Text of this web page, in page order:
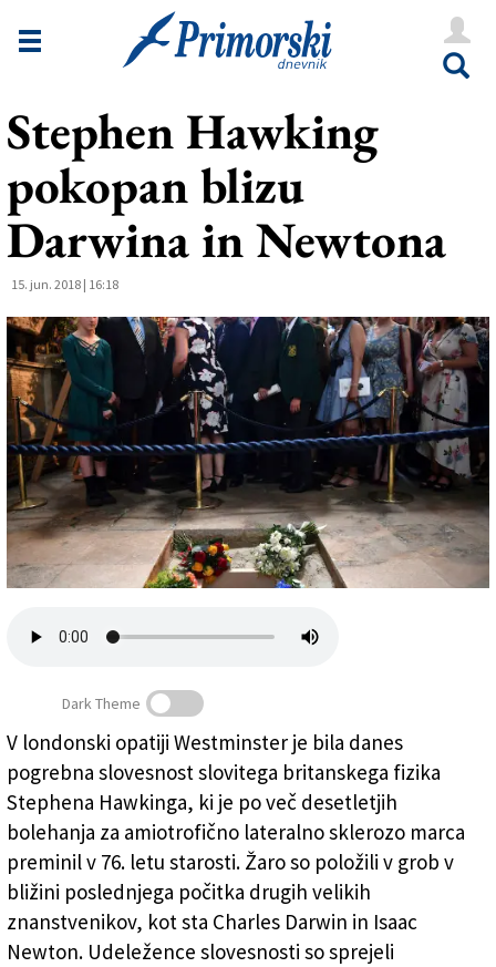
Novice
Goriška
Kultura
Šport
Še
Vreme
V Kioskih
Uredništvo
Oglasi
Založnik
Zadruga PD
Stephen Hawking
pokopan blizu
Darwina in Newtona
15. jun. 2018 | 16:18
Stephen Hawking pokopan blizu Darwina in Newtona
Dark Theme
V londonski opatiji Westminster je bila danes
pogrebna slovesnost slovitega britanskega fizika
Stephena Hawkinga, ki je po več desetletjih
bolehanja za amiotrofično lateralno sklerozo marca
preminil v 76. letu starosti. Žaro so položili v grob v
bližini poslednjega počitka drugih velikih
znanstvenikov, kot sta Charles Darwin in Isaac
Newton. Udeležence slovesnosti so sprejeli